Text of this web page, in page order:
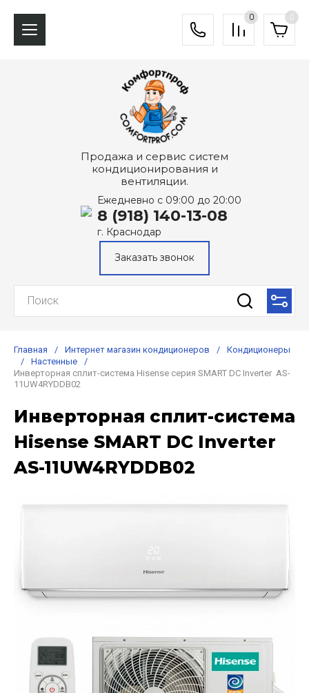
0 0
Продажа и сервис систем
кондиционирования и
вентиляции.
Ежедневно с 09:00 до 20:00
8 (918) 140-13-08
г. Краснодар
Заказать звонок
Главная / Интернет магазин кондиционеров /
Кондиционеры
/
Настенные
/
Инверторная сплит-система Hisense серия SMART DC Inverter AS-
11UW4RYDDB02
Инверторная сплит-система
Hisense SMART DC Inverter
AS-11UW4RYDDB02